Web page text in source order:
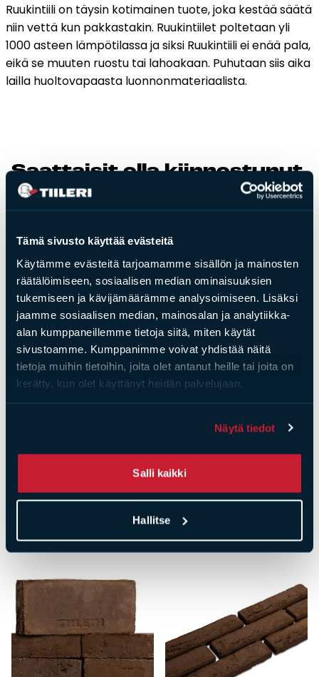
Tämä sivusto käyttää evästeitä
Käytämme evästeitä tarjoamamme sisällön ja mainosten
räätälöimiseen, sosiaalisen median ominaisuuksien
tukemiseen ja kävijämäärämme analysoimiseen. Lisäksi
jaamme sosiaalisen median, mainosalan ja analytiikka-
alan kumppaneillemme tietoja siitä, miten käytät
sivustoamme. Kumppanimme voivat yhdistää näitä
tietoja muihin tietoihin, joita olet antanut heille tai joita on
kerätty, kun olet käyttänyt heidän palvelujaan.
Näytä tiedot
Salli kaikki
Hallitse
Outlet
Käyttöehdot
Peruuta verkkokauppatilauksesi
Ruukintiili on täysin kotimainen tuote, joka kestää säätä
niin vettä kun pakkastakin. Ruukintiilet poltetaan yli
1000 asteen lämpötilassa ja siksi Ruukintiili ei enää pala,
eikä se muuten ruostu tai lahoakaan. Puhutaan siis aika
lailla huoltovapaasta luonnonmateriaalista.
Saat­tai­sit ol­la kiin­nos­tu­nut
myös näis­tä
Peat MT60,
Hinta2,46€
tiililavoittain
(tilauserä 96 kpl)
Hinta